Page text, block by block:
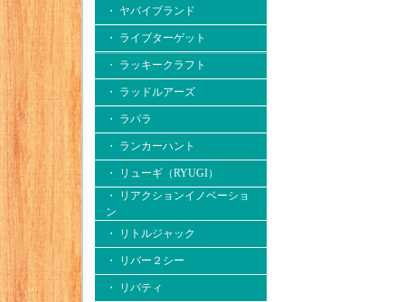
・ ヤバイブランド
・ ライブターゲット
・ ラッキークラフト
・ ラッドルアーズ
・ ラパラ
・ ランカーハント
・ リューギ（RYUGI）
・ リアクションイノベーショ
ン
・ リトルジャック
・ リバー２シー
・ リバティ